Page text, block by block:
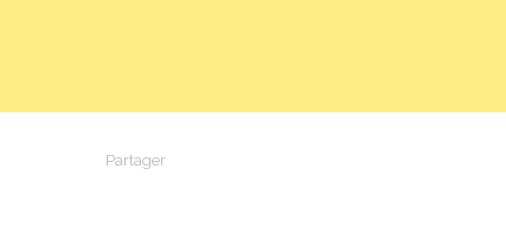
Partager